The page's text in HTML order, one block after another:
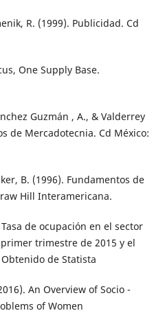
R. (1999). Publicidad. Cd
One Supply Base.
Guzmán , A., & Valderrey
de Mercadotecnia. Cd México:
B. (1996). Fundamentos de
Hill Interamericana.
de ocupación en el sector
trimestre de 2015 y el
de Statista
An Overview of Socio -
of Women